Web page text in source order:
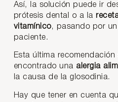
Así, la solución puede ir
prótesis dental o a la
vitamínico, pasando por
paciente.
Esta última
encontrado una alergia
la causa de la glosodinia.
Hay que tener en cuenta